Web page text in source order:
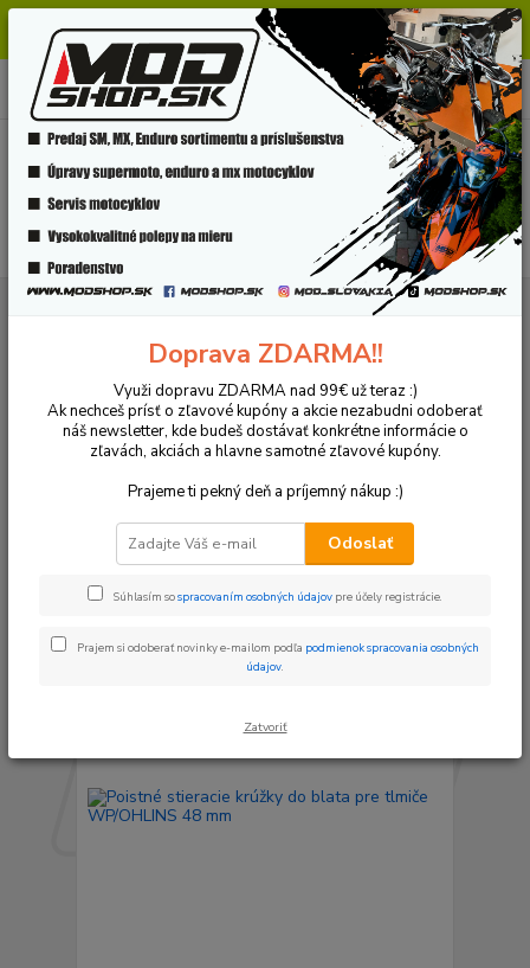
Milí zákazníci, pri objednávke nad 99€ získate poštovné ZDARMA.
Prajeme Vám príjemný nákup.
Menu
Hľadať
+421 918 772 618
(Po-Pia, 8:30-16:30 hod.)
0ks
za0 €
Predná vidlica/ tlmiče Poistné stieracie krúžky
Poistné stieracie krúžky
Upresniť parametre
Najlacnejšie Najdrahšie
Zobrazujem 1-6 z 6
Doprava ZDARMA!!
Využi dopravu ZDARMA nad 99€ už teraz :)
Ak nechceš prísť o zľavové kupóny a akcie nezabudni odoberať
náš newsletter, kde budeš dostávať konkrétne informácie o
zľavách, akciách a hlavne samotné zľavové kupóny.
Prajeme ti pekný deň a príjemný nákup :)
Odoslať
Súhlasím sospracovaním osobných údajov pre účely registrácie.
Prajem si odoberať novinky e-mailom podľa podmienok spracovania osobných
údajov.
Zatvoriť